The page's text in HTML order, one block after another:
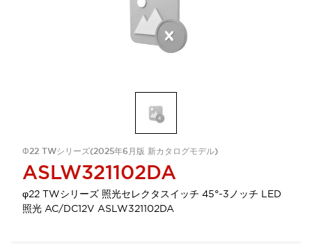
Φ22 TWシリーズ(2025年6月版 新カタログモデル)
ASLW321102DA
φ22 TWシリーズ 照光セレクタスイッチ 45°-3ノッチ LED
照光 AC/DC12V ASLW321102DA